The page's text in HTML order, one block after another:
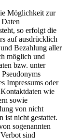
Möglichkeit zur
so erfolgt die
auf ausdrücklich
Bezahlung aller
möglich und
bzw. unter
Impressums oder
wie
sowie
von nicht
ist nicht gestattet.
sogenannten
sind